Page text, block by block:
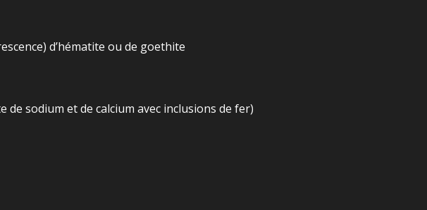
d’hématite ou de goethite
de sodium et de calcium avec inclusions de fer)